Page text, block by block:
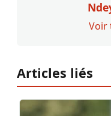
Voir
Articles liés